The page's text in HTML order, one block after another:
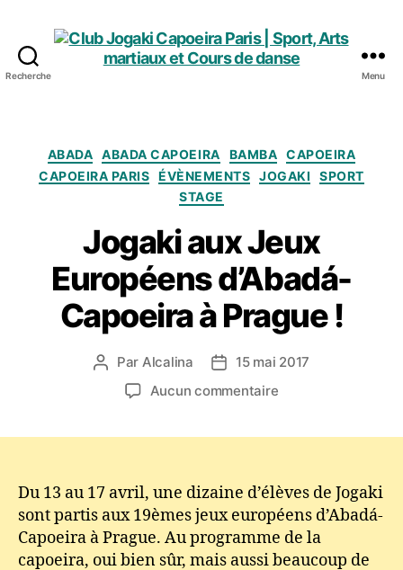
Recherche
Paris
|
Sport,
Arts
martiaux
et
Cours
de
danse
Menu
Catégories
ABADA ABADA CAPOEIRA BAMBA CAPOEIRA
CAPOEIRA PARIS ÉVÈNEMENTS JOGAKI
SPORT
STAGE
Jogaki aux Jeux
Européens d’Abadá-
Capoeira à Prague !
Auteur
l’article
Par Alcalina
Date15 mai 2017
Aucun commentairesur
d’Abadá-
Capoeira
Prague
Du 13 au 17 avril, une dizaine d’élèves de Jogaki
sont partis aux 19èmes jeux européens d’Abadá-
Capoeira à Prague. Au programme de la
capoeira, oui bien sûr, mais aussi beaucoup de